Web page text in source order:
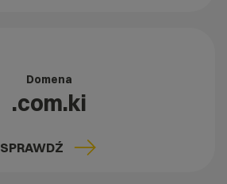
Domena
.com.ki
SPRAWDŹ